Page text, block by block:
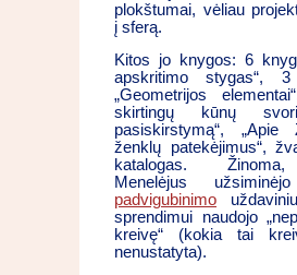
plokštumai, vėliau
į sferą.
Kitos jo knygos: 6
apskritimo stygas“,
„Geometrijos
skirtingų kūnų
pasiskirstymą“, „Apie
ženklų patekėjimus“,
katalogas.
Menelėjus
padvigubinimo
sprendimui naudojo
kreivę“ (kokia tai
nenustatyta).